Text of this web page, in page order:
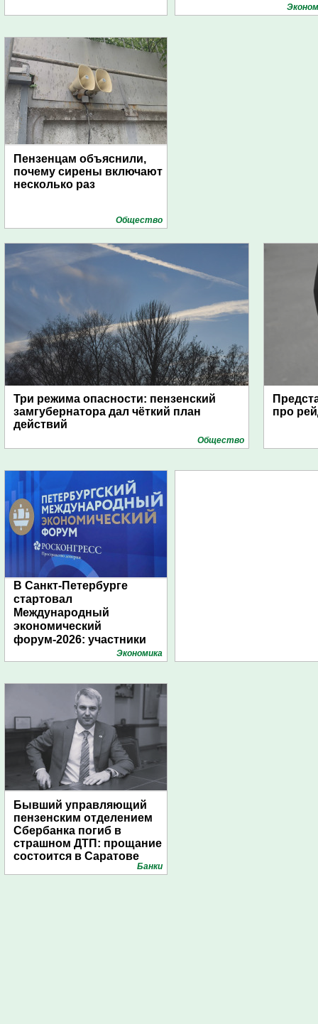
поселений с помощью
Пензенцам объяснили,
почему сирены включают
несколько раз
Общество
Три режима опасности: пензенский
замгубернатора дал чёткий план
действий
Общество
про
В Санкт-Петербурге
стартовал
Международный
экономический
форум-2026: участники
подготовили креативные
Экономика
Бывший управляющий
пензенским отделением
Сбербанка погиб в
страшном ДТП: прощание
состоится в Саратове
Банки